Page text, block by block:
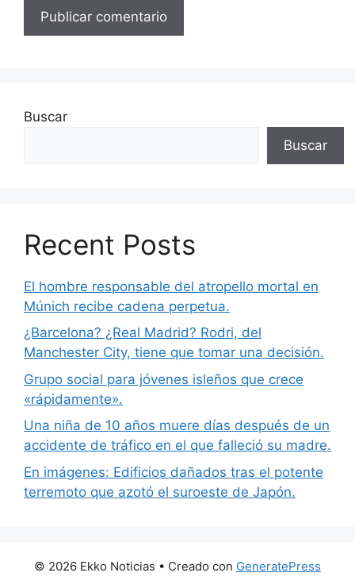
Buscar
Buscar
Recent Posts
El hombre responsable del atropello mortal en
Múnich recibe cadena perpetua.
¿Barcelona? ¿Real Madrid? Rodri, del
Manchester City, tiene que tomar una decisión.
Grupo social para jóvenes isleños que crece
«rápidamente».
Una niña de 10 años muere días después de un
accidente de tráfico en el que falleció su madre.
En imágenes: Edificios dañados tras el potente
terremoto que azotó el suroeste de Japón.
© 2026 Ekko Noticias • Creado con GeneratePress